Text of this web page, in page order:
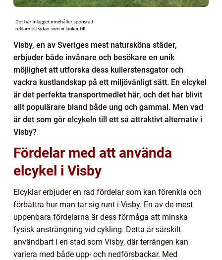
Visby, en av Sveriges mest natursköna städer,
erbjuder både invånare och besökare en unik
möjlighet att utforska dess kullerstensgator och
vackra kustlandskap på ett miljövänligt sätt. En elcykel
är det perfekta transportmedlet här, och det har blivit
allt populärare bland både ung och gammal. Men vad
är det som gör elcykeln till ett så attraktivt alternativ i
Visby?
Fördelar med att använda
elcykel i Visby
Elcyklar erbjuder en rad fördelar som kan förenkla och
förbättra hur man tar sig runt i Visby. En av de mest
uppenbara fördelarna är dess förmåga att minska
fysisk ansträngning vid cykling. Detta är särskilt
användbart i en stad som Visby, där terrängen kan
variera med både upp- och nedförsbackar. Med